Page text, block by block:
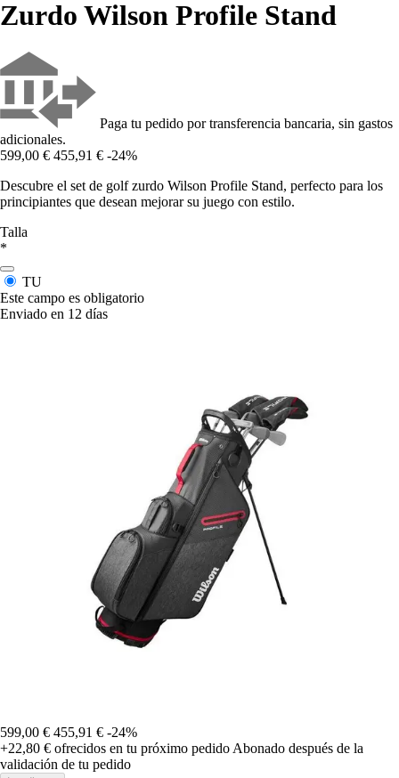
Zurdo Wilson Profile Stand
Paga tu pedido por transferencia bancaria, sin gastos
adicionales.
599,00 € 455,91 € -24%
Descubre el set de golf zurdo Wilson Profile Stand, perfecto para los
principiantes que desean mejorar su juego con estilo.
Talla
*
TU
Este campo es obligatorio
Enviado en 12 días
599,00 € 455,91 € -24%
+22,80 € ofrecidos en tu próximo pedido Abonado después de la
validación de tu pedido